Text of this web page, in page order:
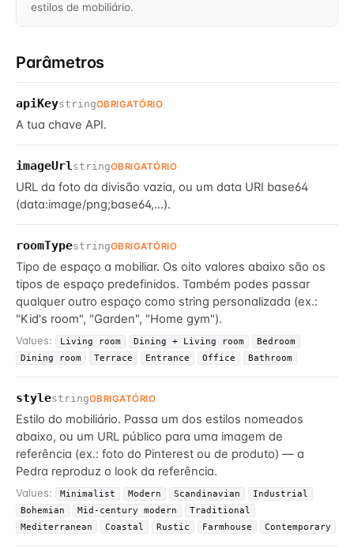
estilos de mobiliário.
Parâmetros
apiKeystringOBRIGATÓRIO
A tua chave API.
imageUrl stringOBRIGATÓRIO
URL da foto da divisão vazia, ou um data URI base64
(data:image/png;base64,...).
roomTypestringOBRIGATÓRIO
Tipo de espaço a mobiliar. Os oito valores abaixo são os
tipos de espaço predefinidos. Também podes passar
qualquer outro espaço como string personalizada (ex.:
"Kid's room", "Garden", "Home gym").
Values: Living room Dining + Living room
Bedroom
Dining room
Terrace Entrance Office Bathroom
stylestringOBRIGATÓRIO
Estilo do mobiliário. Passa um dos estilos nomeados
abaixo, ou um URL público para uma imagem de
referência (ex.: foto do Pinterest ou de produto) — a
Pedra reproduz o look da referência.
Values: Minimalist Modern Scandinavian
Industrial
Bohemian
Mid-century modern
Traditional
Mediterranean
Coastal Rustic Farmhouse Contemporary